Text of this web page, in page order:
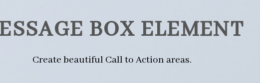
BOX ELEMENT
Create beautiful Call to Action areas.